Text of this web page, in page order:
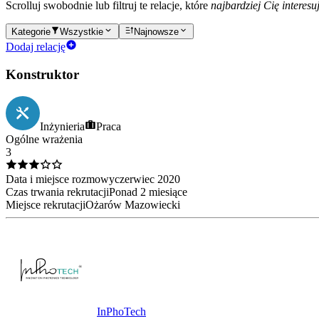
Scrolluj swobodnie lub filtruj te relacje, które najbardziej Cię
Kategorie Wszystkie Najnowsze
Dodaj relację
Konstruktor
Inżynieria
Praca
Ogólne wrażenia
3
Data i miejsce rozmowyczerwiec 2020
Czas trwania rekrutacjiPonad 2 miesiące
Miejsce rekrutacjiOżarów Mazowiecki
InPhoTech